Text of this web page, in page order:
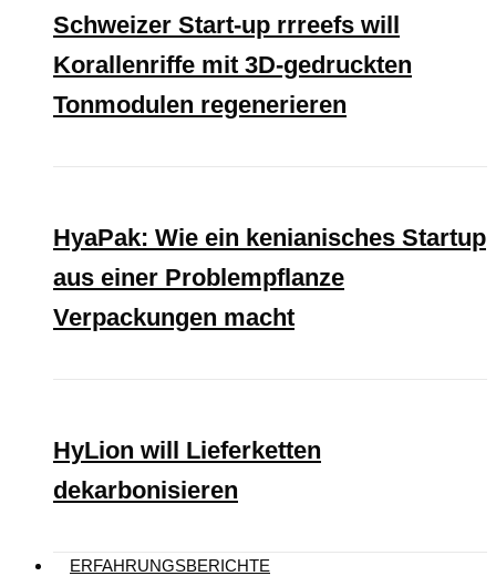
Schweizer Start-up rrreefs will
Korallenriffe mit 3D-gedruckten
Tonmodulen regenerieren
HyaPak: Wie ein kenianisches Startup
aus einer Problempflanze
Verpackungen macht
HyLion will Lieferketten
dekarbonisieren
ERFAHRUNGSBERICHTE